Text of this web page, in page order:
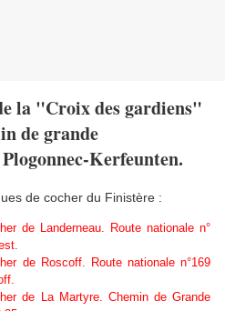
la "Croix des gardiens"
de grande
Kerfeunten.
de cocher du Finistère :
de Landerneau. Route nationale n°
de Roscoff. Route nationale n°169
de La Martyre. Chemin de Grande